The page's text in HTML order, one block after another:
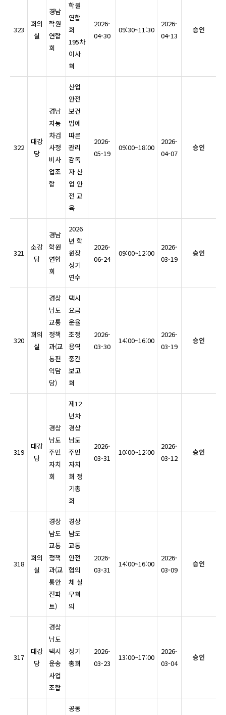
323
회의
실
경남
학원
연합
회
학원
연합
회
195차
이사
회
2026-
04-30
09:30~11:30
2026-
04-13
승인
322
대강
당
경남
자동
차검
사정
비사
업조
합
산업
안전
보건
법에
따른
관리
감독
자 산
업 안
전 교
육
2026-
05-19
09:00~18:00
2026-
04-07
승인
321
소강
당
경남
학원
연합
회
2026
년 학
원장
정기
연수
2026-
06-24
09:00~12:00
2026-
03-19
승인
320
회의
실
경상
남도
교통
정책
과(교
통편
익담
당)
택시
요금
운율
조정
용역
중간
보고
회
2026-
03-30
14:00~16:00
2026-
03-19
승인
319
대강
당
경상
남도
주민
자치
회
제12
년차
경상
남도
주민
자치
회 정
기총
회
2026-
03-31
10:00~12:00
2026-
03-12
승인
318
회의
실
경상
남도
교통
정책
과(교
통안
전파
트)
경상
남도
교통
안전
협의
체 실
무회
의
2026-
03-31
14:00~16:00
2026-
03-09
승인
317
대강
당
경상
남도
택시
운송
사업
조합
정기
총회
2026-
03-23
13:00~17:00
2026-
03-04
승인
공동